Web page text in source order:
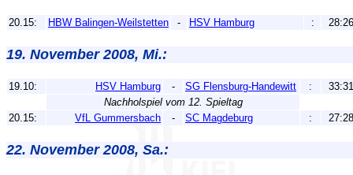
20.15: HBW Balingen-Weilstetten - HSV Hamburg : 28:26
19. November 2008, Mi.:
19.10: HSV Hamburg - SG Flensburg-Handewitt :
33:31
Nachholspiel vom 12. Spieltag
20.15:
VfL Gummersbach - SC Magdeburg : 27:28
22. November 2008, Sa.: